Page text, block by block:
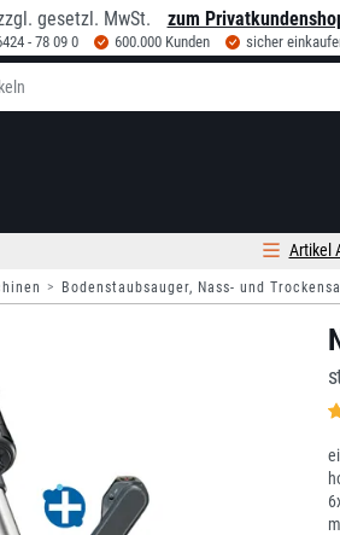
gesetzl. MwSt. zum
- 78 09 0 600.000 Kunden sicher
Artikel
Bodenstaubsauger, Nass- und